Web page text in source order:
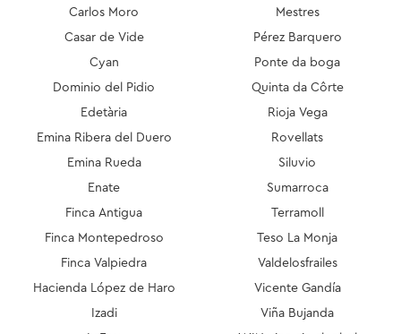
Carlos Moro
Casar de Vide
Cyan
Dominio del Pidio
Edetària
Emina Ribera del Duero
Emina Rueda
Enate
Finca Antigua
Finca Montepedroso
Finca Valpiedra
Hacienda López de Haro
Izadi
Mestres
Pérez Barquero
Ponte da boga
Quinta da Côrte
Rioja Vega
Rovellats
Siluvio
Sumarroca
Terramoll
Teso La Monja
Valdelosfrailes
Vicente Gandía
Viña Bujanda